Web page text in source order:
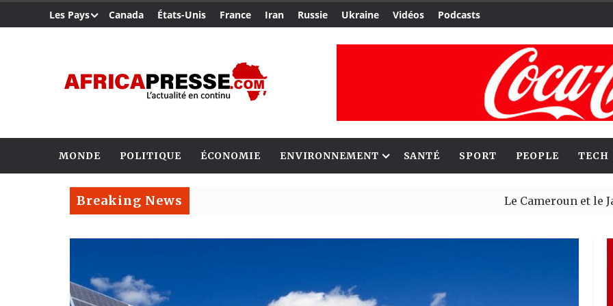
Les Pays Canada États-Unis France Iran Russie Ukraine Vidéos Podcasts
MONDE POLITIQUE ÉCONOMIE ENVIRONNEMENT SANTÉ SPORT PEOPLE TECH
Breaking News Le Cameroun et le